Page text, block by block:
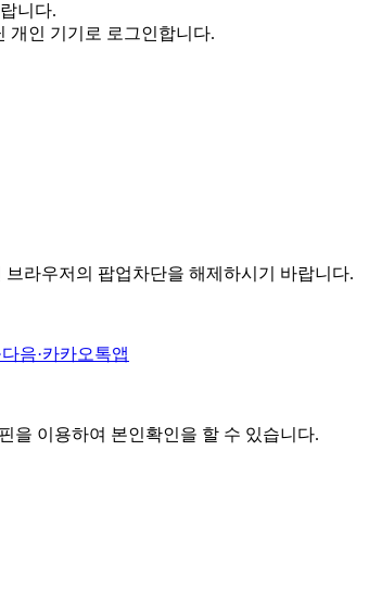
니다.
개인 기기로 로그인합니다.
라우저의 팝업차단을 해제하시기 바랍니다.
음·카카오톡앱
을 이용하여 본인확인을 할 수 있습니다.